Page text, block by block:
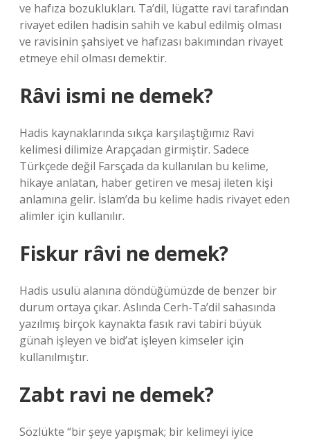
ve hafıza bozuklukları. Ta’dil, lügatte ravi tarafından
rivayet edilen hadisin sahih ve kabul edilmiş olması
ve ravisinin şahsiyet ve hafızası bakımından rivayet
etmeye ehil olması demektir.
Râvi ismi ne demek?
Hadis kaynaklarında sıkça karşılaştığımız Ravi
kelimesi dilimize Arapçadan girmiştir. Sadece
Türkçede değil Farsçada da kullanılan bu kelime,
hikaye anlatan, haber getiren ve mesaj ileten kişi
anlamına gelir. İslam’da bu kelime hadis rivayet eden
alimler için kullanılır.
Fiskur râvi ne demek?
Hadis usulü alanına döndüğümüzde de benzer bir
durum ortaya çıkar. Aslında Cerh-Ta’dil sahasında
yazılmış birçok kaynakta fasık ravi tabiri büyük
günah işleyen ve bid’at işleyen kimseler için
kullanılmıştır.
Zabt ravi ne demek?
Sözlükte “bir şeye yapışmak; bir kelimeyi iyice